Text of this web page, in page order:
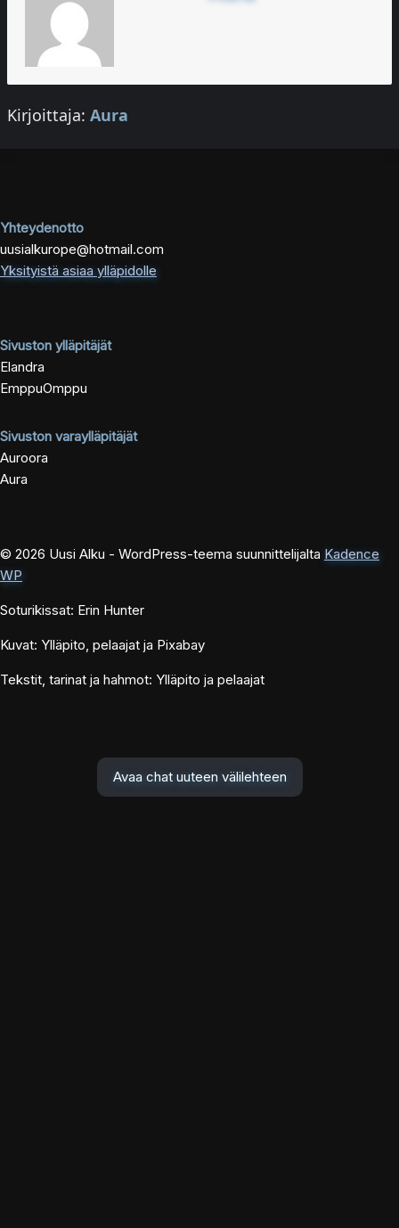
Kirjoittaja: Aura
Yhteydenotto
uusialkurope@hotmail.com
Yksityistä asiaa ylläpidolle
Sivuston ylläpitäjät
Elandra
EmppuOmppu
Sivuston varaylläpitäjät
Auroora
Aura
© 2026 Uusi Alku - WordPress-teema suunnittelijalta Kadence
WP
Soturikissat: Erin Hunter
Kuvat: Ylläpito, pelaajat ja Pixabay
Tekstit, tarinat ja hahmot: Ylläpito ja pelaajat
Avaa chat uuteen välilehteen